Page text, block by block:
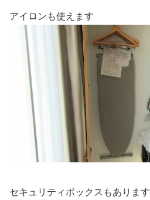
アイロンも使えます
セキュリティボックスもあります